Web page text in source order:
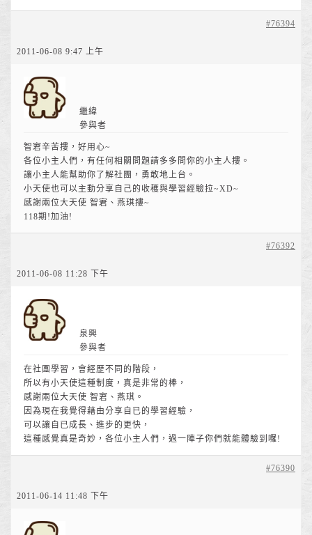
2011-06-08 9:47 上午
#76394
繼緯
參與者
智宭辛苦摟，好用心~
各位小主人們，有任何相關問題請多多問你的小主人摟。
讓小主人能幫助你了解社團，勇敢地上台。
小天使也可以主動分享自己的收穫與學習經驗拉~XD~
感謝兩位大天使 智宭、燕琪摟~
118期!加油!
2011-06-08 11:28 下午
#76392
泉興
參與者
在社團學習，會經歷不同的階段，
所以有小天使這種制度，真是非常的棒，
感謝兩位大天使 智宭、燕琪。
因為現在我覺得藉由分享自已的學習經驗，
可以讓自已成長、進步的更快，
這種感覺真是奇妙，各位小主人們，過一陣子你們就能體驗到囉!
2011-06-14 11:48 下午
#76390